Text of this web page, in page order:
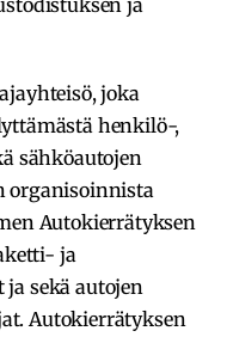
joka
henkilö-,
sähköautojen
organisoinnista
Autokierrätyksen
ja
sekä autojen
Autokierrätyksen